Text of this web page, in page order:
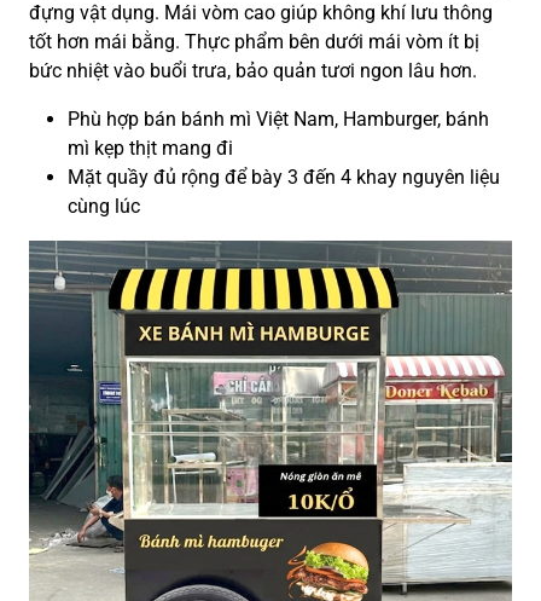
đựng vật dụng. Mái vòm cao giúp không khí lưu thông
tốt hơn mái bằng. Thực phẩm bên dưới mái vòm ít bị
bức nhiệt vào buổi trưa, bảo quản tươi ngon lâu hơn.
Phù hợp bán bánh mì Việt Nam, Hamburger, bánh
mì kẹp thịt mang đi
Mặt quầy đủ rộng để bày 3 đến 4 khay nguyên liệu
cùng lúc